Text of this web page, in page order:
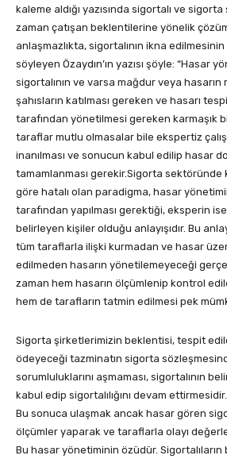
kaleme aldığı yazısında sigortalı ve
zaman çatışan beklentilerine yönelik
anlaşmazlıkta, sigortalının ikna
söyleyen Özaydın’ın yazısı şöyle: “Hasar
sigortalının ve varsa mağdur veya hasarın
şahısların katılması gereken ve hasarı
tarafından yönetilmesi gereken karmaşık
taraflar mutlu olmasalar bile ekspertiz
inanılması ve sonucun kabul edilip hasar
tamamlanması gerekir.Sigorta sektöründe
göre hatalı olan paradigma, hasar
tarafından yapılması gerektiği, eksperin
belirleyen kişiler olduğu anlayışıdır. Bu
tüm taraflarla ilişki kurmadan ve hasar
edilmeden hasarın yönetilemeyeceği
zaman hem hasarın ölçümlenip kontrol
hem de tarafların tatmin edilmesi pek
Sigorta şirketlerimizin beklentisi, tespit
ödeyeceği tazminatın sigorta
sorumluluklarını aşmaması, sigortalının
kabul edip sigortalılığını devam
Bu sonuca ulaşmak ancak hasar gören
ölçümler yaparak ve taraflarla olayı
Bu hasar yönetiminin özüdür. Sigortalıların